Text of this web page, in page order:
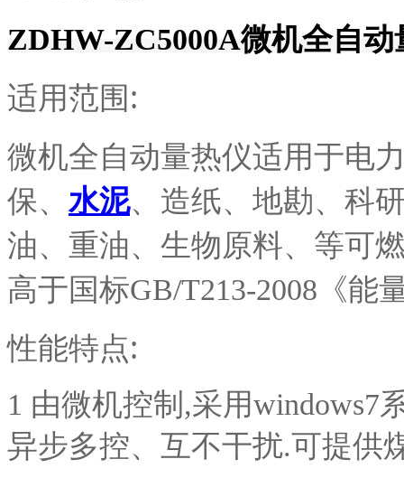
ZDHW-ZC5000A微机全自动
适用范围:
微机全自动量热仪适用于电
保、水泥、造纸、地勘、科
油、重油、生物原料、等可
高于国标GB/T213-2008《能
性能特点:
1 由微机控制,采用windows7
异步多控、互不干扰.可提供